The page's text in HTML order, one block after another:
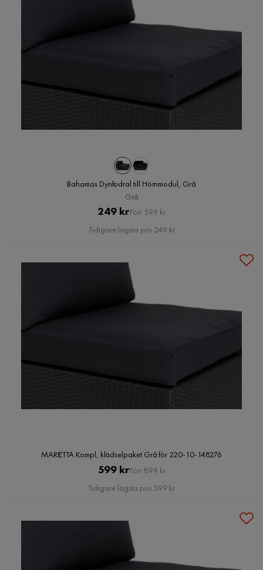
Bahamas Dynfodral till Hörnmodul, Grå
Grå
Pris
249 krOriginal
Pris
Förr 599 kr
Tidigare lägsta pris 249 kr
MARIETTA Kompl, klädselpaket Grå för 220-10-148276
Pris
599 krOriginal
Pris
Förr 899 kr
Tidigare lägsta pris 599 kr